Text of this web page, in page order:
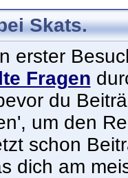
Skats.
erster
Fragen
du
um den
schon
dich am